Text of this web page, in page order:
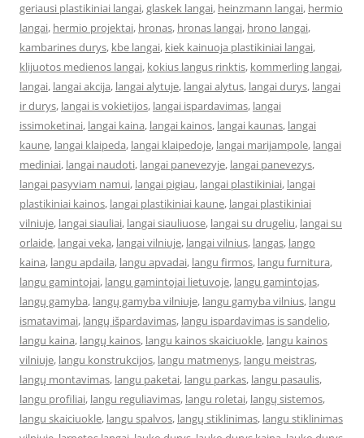
geriausi plastikiniai langai,glaskek langai, heinzmann langai, hermio
langai, hermio projektai, hronas, hronas langai, hrono langai,
kambarines durys, kbe langai, kiek kainuoja plastikiniai langai,
klijuotos medienos langai, kokius langus rinktis, kommerling langai,
langai, langai akcija, langai alytuje, langai alytus, langai durys, langai
ir durys, langai is vokietijos, langai ispardavimas, langai
issimoketinai, langai kaina, langai kainos, langai kaunas, langai
kaune, langai klaipeda, langai klaipedoje, langai marijampole, langai
mediniai, langai naudoti, langai panevezyje, langai panevezys,
langai pasyviam namui, langai pigiau, langai plastikiniai, langai
plastikiniai kainos, langai plastikiniai kaune, langai plastikiniai
vilniuje, langai siauliai, langai siauliuose, langai su drugeliu, langai su
orlaide, langai veka, langai vilniuje, langai vilnius, langas, lango
kaina, langu apdaila, langu apvadai, langu firmos, langu furnitura,
langu gamintojai, langu gamintojai lietuvoje, langu gamintojas,
langų gamyba, langų gamyba vilniuje, langu gamyba vilnius, langu
ismatavimai, langų išpardavimas, langu ispardavimas is sandelio,
langu kaina, langų kainos, langu kainos skaiciuokle, langu kainos
vilniuje, langu konstrukcijos, langu matmenys, langu meistras,
langų montavimas, langu paketai, langu parkas, langu pasaulis,
langu profiliai, langu reguliavimas, langu roletai, langų sistemos,
langu skaiciuokle, langu spalvos, langų stiklinimas, langu stiklinimas